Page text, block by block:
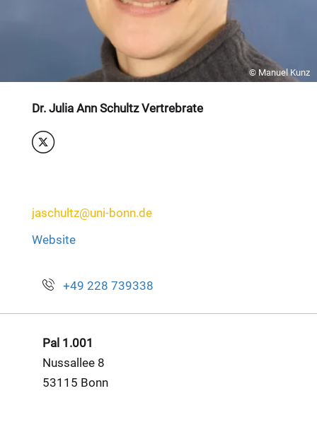
© Manuel Kunz
Dr. Julia Ann Schultz Vertrebrate
jaschultz@uni-bonn.de
Website
+49 228 739338
Pal 1.001
Nussallee 8
53115 Bonn